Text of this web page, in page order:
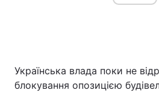
Українська влада поки не
блокування опозицією